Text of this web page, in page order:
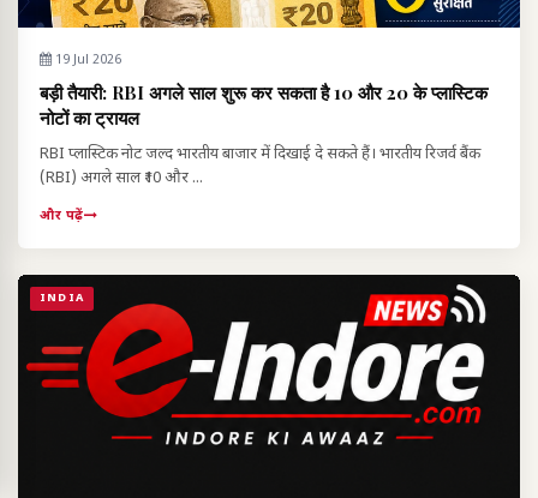
19 Jul 2026
बड़ी तैयारी: RBI अगले साल शुरू कर सकता है ₹10 और ₹20 के प्लास्टिक
नोटों का ट्रायल
RBI प्लास्टिक नोट जल्द भारतीय बाजार में दिखाई दे सकते हैं। भारतीय रिजर्व बैंक
(RBI) अगले साल ₹10 और ...
और पढ़ें
INDIA